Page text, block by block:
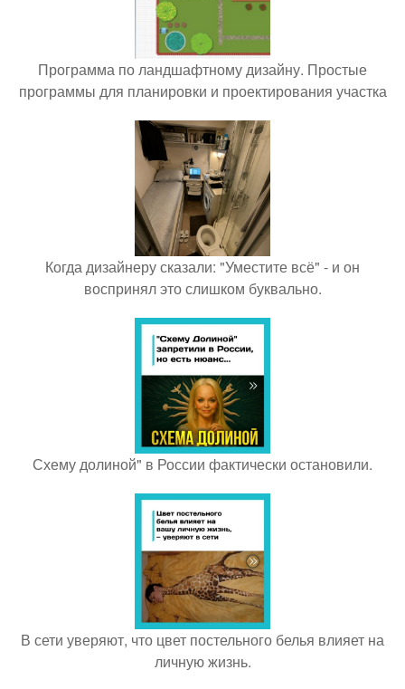
Программа по ландшафтному дизайну. Простые
программы для планировки и проектирования участка
Когда дизайнеру сказали: "Уместите всё" - и он
воспринял это слишком буквально.
Схему долиной" в России фактически остановили.
В сети уверяют, что цвет постельного белья влияет на
личную жизнь.